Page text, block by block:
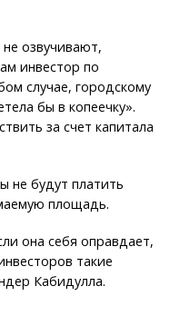
озвучивают,
инвестор по
случае, городскому
бы в копеечку».
за счет капитала
не будут платить
площадь.
она себя оправдает,
такие
Кабидулла.